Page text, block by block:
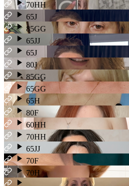
70HH
65J
85GG
65JJ
65J
80J
85GG
65GG
65H
80F
60HH
70HH
65JJ
70F
70H